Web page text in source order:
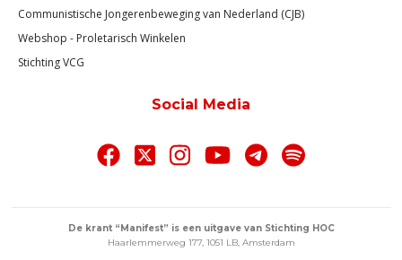
Communistische Jongerenbeweging van Nederland (CJB)
Webshop - Proletarisch Winkelen
Stichting VCG
Social Media
De krant “Manifest” is een uitgave van Stichting HOC
Haarlemmerweg 177, 1051 LB, Amsterdam